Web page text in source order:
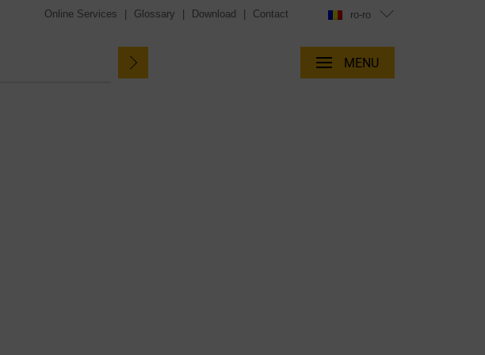
Online Services Glossary Download Contact ro-ro
MENU